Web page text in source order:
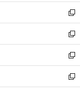
く
ウ
で
開
く
ン
ド
ウ
で
開
く
ウ
ィ
ン
ド
ウ
で
開
く
し
い
ウ
ィ
ン
ド
ウ
で
開
新
し
い
ウ
ィ
ン
ド
ウ
新
し
い
ウ
ィ
ン
新
し
い
ウ
新
し